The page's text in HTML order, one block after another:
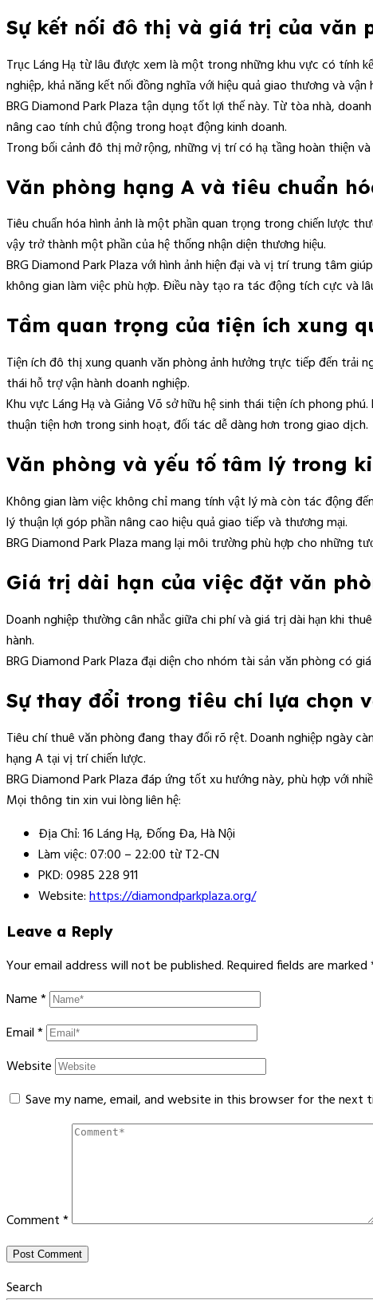
Sự kết nối đô thị và giá trị của văn
Trục Láng Hạ từ lâu được xem là một trong những khu vực có tính
nghiệp, khả năng kết nối đồng nghĩa với hiệu quả giao thương và vận
BRG Diamond Park Plaza tận dụng tốt lợi thế này. Từ tòa nhà,
nâng cao tính chủ động trong hoạt động kinh doanh.
Trong bối cảnh đô thị mở rộng, những vị trí có hạ tầng hoàn thiện
Văn phòng hạng A và tiêu chuẩn
Tiêu chuẩn hóa hình ảnh là một phần quan trọng trong chiến lược
vậy trở thành một phần của hệ thống nhận diện thương hiệu.
BRG Diamond Park Plaza với hình ảnh hiện đại và vị trí trung tâm
không gian làm việc phù hợp. Điều này tạo ra tác động tích cực và
Tầm quan trọng của tiện ích xung
Tiện ích đô thị xung quanh văn phòng ảnh hưởng trực tiếp đến trải
thái hỗ trợ vận hành doanh nghiệp.
Khu vực Láng Hạ và Giảng Võ sở hữu hệ sinh thái tiện ích phong
thuận tiện hơn trong sinh hoạt, đối tác dễ dàng hơn trong giao dịch.
Văn phòng và yếu tố tâm lý trong
Không gian làm việc không chỉ mang tính vật lý mà còn tác động
lý thuận lợi góp phần nâng cao hiệu quả giao tiếp và thương mại.
BRG Diamond Park Plaza mang lại môi trường phù hợp cho những
Giá trị dài hạn của việc đặt văn
Doanh nghiệp thường cân nhắc giữa chi phí và giá trị dài hạn khi
hành.
BRG Diamond Park Plaza đại diện cho nhóm tài sản văn phòng có
Sự thay đổi trong tiêu chí lựa chọn
Tiêu chí thuê văn phòng đang thay đổi rõ rệt. Doanh nghiệp ngày
hạng A tại vị trí chiến lược.
BRG Diamond Park Plaza đáp ứng tốt xu hướng này, phù hợp với
Mọi thông tin xin vui lòng liên hệ:
Địa Chỉ: 16 Láng Hạ, Đống Đa, Hà Nội
Làm việc: 07:00 – 22:00 từ T2-CN
PKD: 0985 228 911
Website:https://diamondparkplaza.org/
Leave a Reply
Your email address will not be published.Required fields are marked
Name*
Email*
Website
Save my name, email, and website in this browser for the next
Comment*
Search